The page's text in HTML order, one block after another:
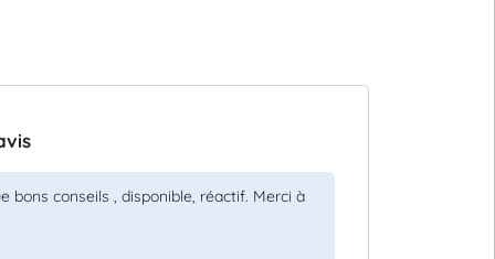
bons conseils , disponible, réactif. Merci à